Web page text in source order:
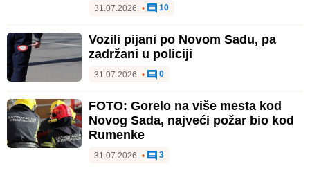
31.07.2026. • 10
Vozili pijani po Novom Sadu, pa
zadržani u policiji
31.07.2026. • 0
FOTO: Gorelo na više mesta kod
Novog Sada, najveći požar bio kod
Rumenke
31.07.2026. • 3